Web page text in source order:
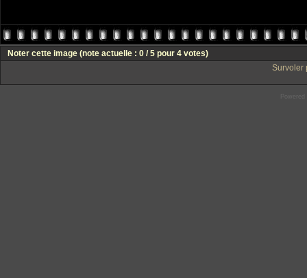
Noter cette image (note actuelle : 0 / 5 pour 4 votes)
Survoler